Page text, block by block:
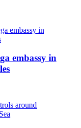
embassy in